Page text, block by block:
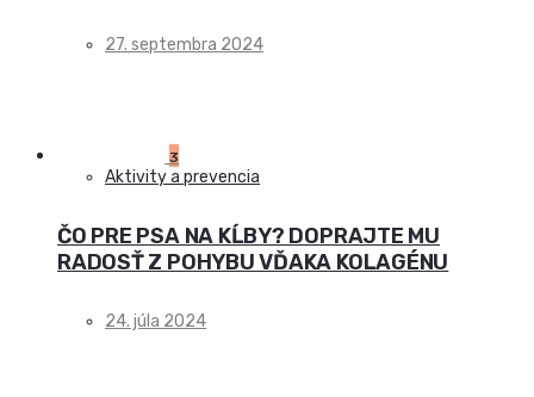
27. septembra 2024
3
Aktivity a prevencia
ČO PRE PSA NA KĹBY? DOPRAJTE MU
RADOSŤ Z POHYBU VĎAKA KOLAGÉNU
24. júla 2024